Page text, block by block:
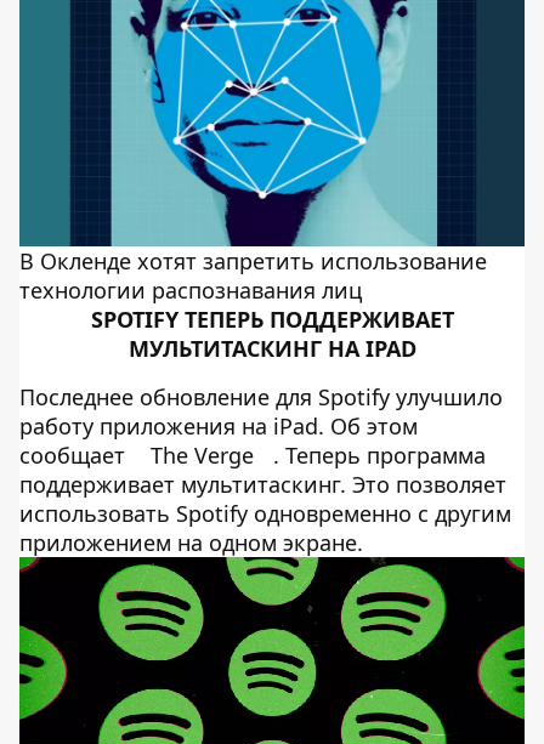
В Окленде хотят запретить использование
технологии распознавания лиц
SPOTIFY ТЕПЕРЬ ПОДДЕРЖИВАЕТ
МУЛЬТИТАСКИНГ НА IPAD
Последнее обновление для Spotify улучшило
работу приложения на iPad. Об этом
сообщает
The Verge
. Теперь программа
поддерживает мультитаскинг. Это позволяет
использовать Spotify одновременно с другим
приложением на одном экране.